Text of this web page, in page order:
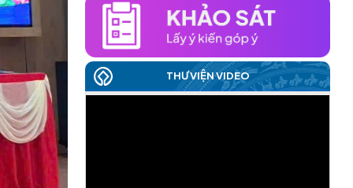
CHỨC THÀNH CÔNG ĐẠI HỘI LẦN THỨ
NHẤT, NHIỆM KỲ 2026 - 2031
(28/05/2026)
TIN NHANH ĐẠI HỘI ĐẠI BIỂU HỘI KHUYẾN
HỌC XÃ, PHƯỜNG THÁNG 4 NĂM 2026
THƯ VIỆN VIDEO